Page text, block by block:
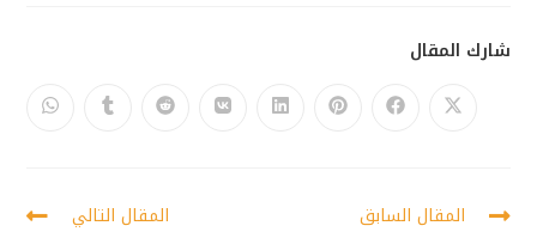
شارك المقال
المقال السابق المقال التالي